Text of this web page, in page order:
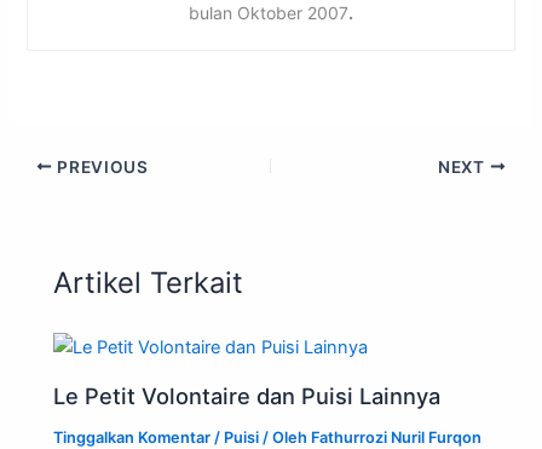
bulan Oktober 2007.
PREVIOUS NEXT
Artikel Terkait
Le Petit Volontaire dan Puisi Lainnya
Tinggalkan Komentar / Puisi / Oleh Fathurrozi Nuril Furqon